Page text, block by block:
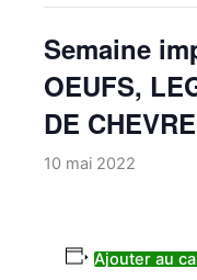
Semaine
OEUFS,
DE
10 mai 2022
Ajouter au